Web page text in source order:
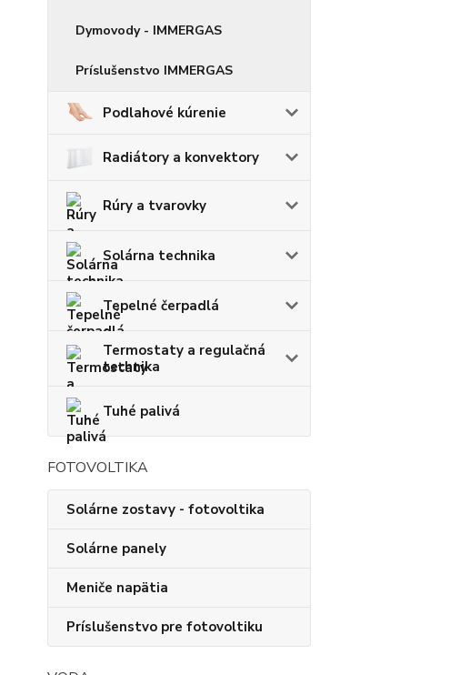
Dymovody - IMMERGAS
Príslušenstvo IMMERGAS
Podlahové kúrenie
Radiátory a konvektory
Rúry a tvarovky
Solárna technika
Tepelné čerpadlá
Termostaty a regulačná
technika
Tuhé palivá
FOTOVOLTIKA
Solárne zostavy - fotovoltika
Solárne panely
Meniče napätia
Príslušenstvo pre fotovoltiku